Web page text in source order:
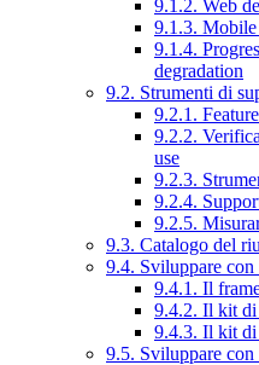
9.1.2. Web
9.1.3.
9.1.4.
degradation
9.2. Strumenti di
9.2.1.
9.2.2.
use
9.2.3.
9.2.4.
9.2.5.
9.3. Catalogo del
9.4. Sviluppare
9.4.1. Il
9.4.2. Il kit di
9.4.3. Il kit
9.5. Sviluppare